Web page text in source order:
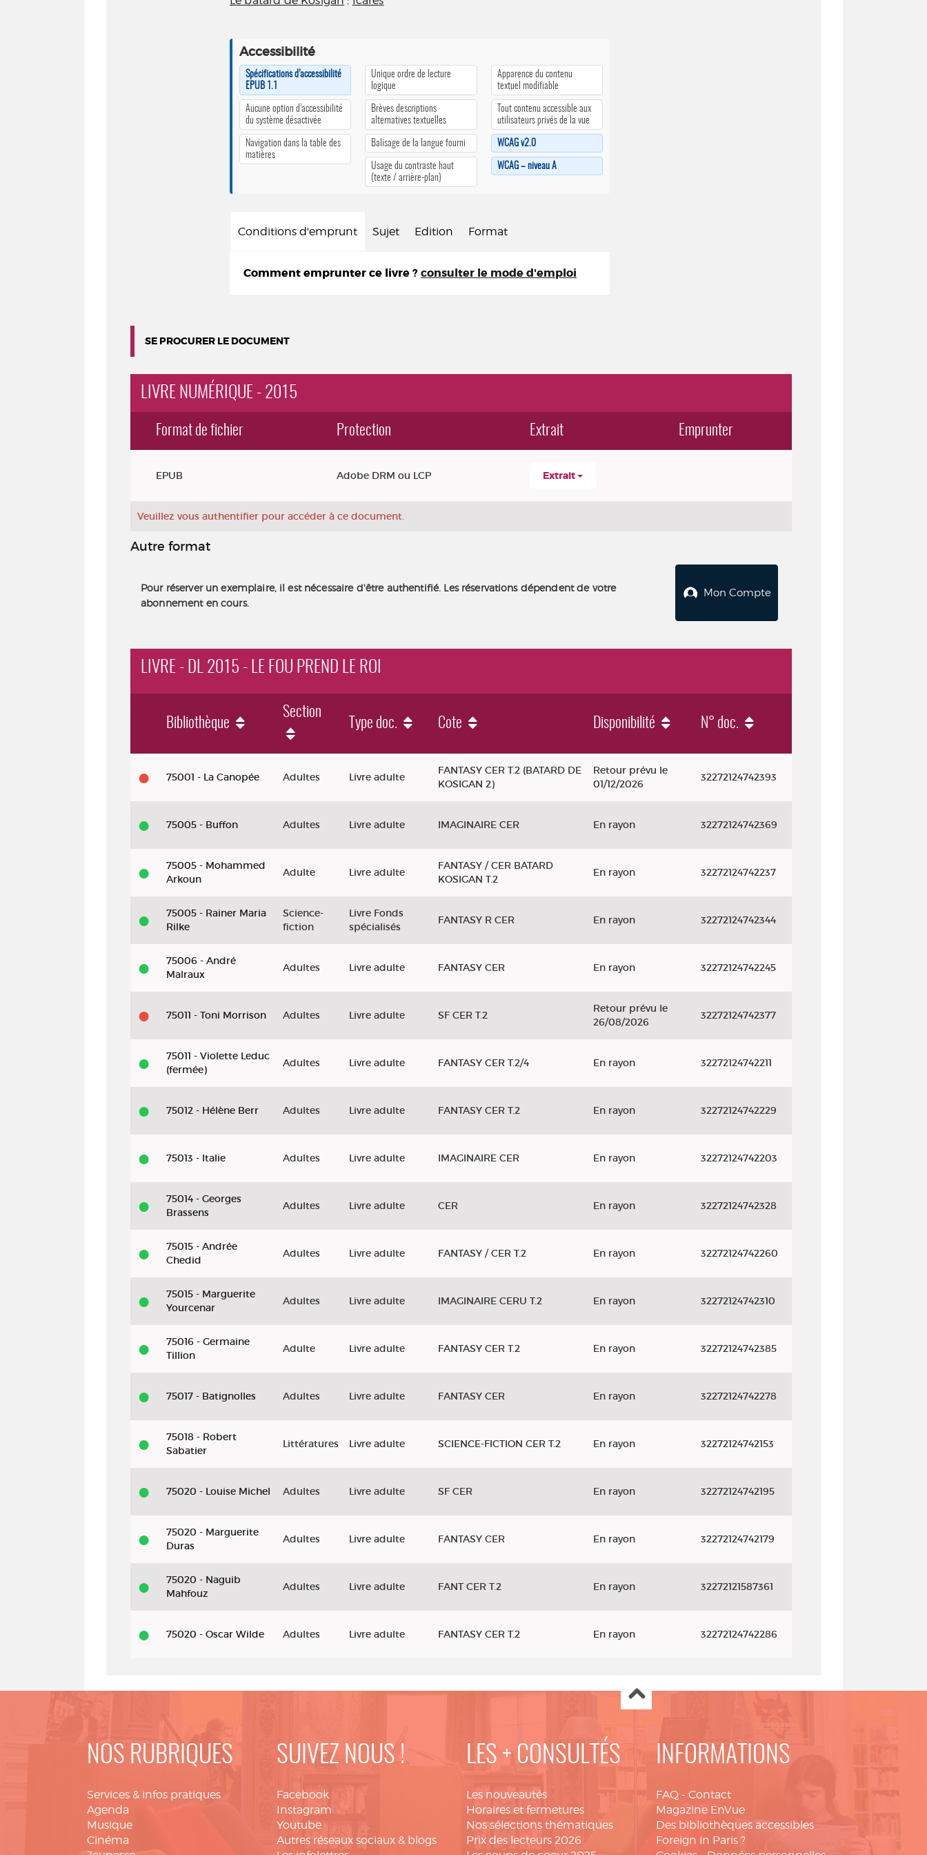
Accessibilité
Spécifications d’accessibilité
EPUB 1.1
Aucune option d’accessibilité
du système désactivée
Navigation dans la table des
matières
Unique ordre de lecture
logique
Brèves descriptions
alternatives textuelles
Balisage de la langue fourni
Usage du contraste haut
(texte / arrière-plan)
Apparence du contenu
textuel modifiable
Tout contenu accessible aux
utilisateurs privés de la vue
WCAG v2.0
WCAG – niveau A
Conditions d'emprunt Sujet Edition Format
Comment emprunter ce livre ? consulter le mode d'emploi
SE PROCURER LE DOCUMENT
LIVRE NUMÉRIQUE - 2015
Format de fichier Protection Extrait Emprunter
EPUB Adobe DRM ou LCP Extrait
Veuillez vous authentifier pour accéder à ce document.
Autre format
Pour réserver un exemplaire, il est nécessaire d'être authentifié. Les réservations dépendent de votre
abonnement en cours.
Mon Compte
LIVRE - DL 2015 - LE FOU PREND LE ROI
Bibliothèque
Section
Type doc. Cote Disponibilité N° doc.
75001 - La Canopée Adultes Livre adulte
FANTASY CER T.2 (BATARD DE
KOSIGAN 2)
Retour prévu le
01/12/2026
32272124742393
75005 - Buffon Adultes Livre adulte IMAGINAIRE CER En rayon 32272124742369
75005 - Mohammed
Arkoun
Adulte Livre adulte
FANTASY / CER BATARD
KOSIGAN T.2
En rayon 32272124742237
75005 - Rainer Maria
Rilke
Science-
fiction
Livre Fonds
spécialisés
FANTASY R CER En rayon 32272124742344
75006 - André
Malraux
Adultes Livre adulte FANTASY CER En rayon 32272124742245
75011 - Toni Morrison Adultes Livre adulte SF CER T.2
Retour prévu le
26/08/2026
32272124742377
75011 - Violette Leduc
(fermée)
Adultes Livre adulte FANTASY CER T.2/4 En rayon 32272124742211
75012 - Hélène Berr Adultes Livre adulte FANTASY CER T.2 En rayon 32272124742229
75013 - Italie Adultes Livre adulte IMAGINAIRE CER En rayon 32272124742203
75014 - Georges
Brassens
Adultes Livre adulte CER En rayon 32272124742328
75015 - Andrée
Chedid
Adultes Livre adulte FANTASY / CER T.2 En rayon 32272124742260
75015 - Marguerite
Yourcenar
Adultes Livre adulte IMAGINAIRE CERU T.2 En rayon 32272124742310
75016 - Germaine
Tillion
Adulte Livre adulte FANTASY CER T.2 En rayon 32272124742385
75017 - Batignolles Adultes Livre adulte FANTASY CER En rayon 32272124742278
75018 - Robert
Sabatier
Littératures Livre adulte SCIENCE-FICTION CER T.2 En rayon 32272124742153
75020 - Louise Michel Adultes Livre adulte SF CER En rayon 32272124742195
75020 - Marguerite
Duras
Adultes Livre adulte FANTASY CER En rayon 32272124742179
75020 - Naguib
Mahfouz
Adultes Livre adulte FANT CER T.2 En rayon 32272121587361
75020 - Oscar Wilde Adultes Livre adulte FANTASY CER T.2 En rayon 32272124742286
NOS RUBRIQUES
Services & infos pratiques
Agenda
Musique
Cinéma
SUIVEZ NOUS !
Facebook
Instagram
Youtube
Autres réseaux sociaux & blogs
LES + CONSULTÉS
Les nouveautés
Horaires et fermetures
Nos sélections thématiques
Prix des lecteurs 2026
INFORMATIONS
FAQ - Contact
Magazine EnVue
Des bibliothèques accessibles
Foreign in Paris ?